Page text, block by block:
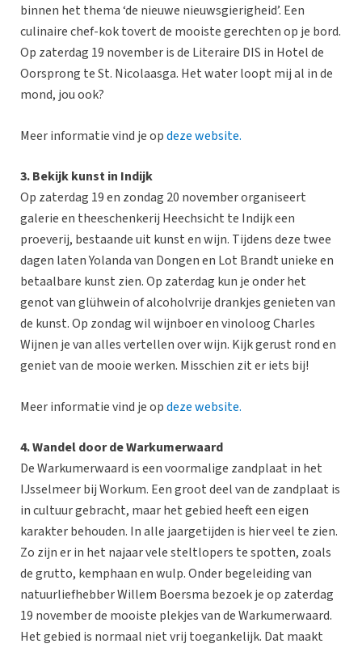
binnen het thema ‘de nieuwe nieuwsgierigheid’. Een
culinaire chef-kok tovert de mooiste gerechten op je bord.
Op zaterdag 19 november is de Literaire DIS in Hotel de
Oorsprong te St. Nicolaasga. Het water loopt mij al in de
mond, jou ook?
Meer informatie vind je opdeze website.
3. Bekijk kunst in Indijk
Op zaterdag 19 en zondag 20 november organiseert
galerie en theeschenkerij Heechsicht te Indijk een
proeverij, bestaande uit kunst en wijn. Tijdens deze twee
dagen laten Yolanda van Dongen en Lot Brandt unieke en
betaalbare kunst zien. Op zaterdag kun je onder het
genot van glühwein of alcoholvrije drankjes genieten van
de kunst. Op zondag wil wijnboer en vinoloog Charles
Wijnen je van alles vertellen over wijn. Kijk gerust rond en
geniet van de mooie werken. Misschien zit er iets bij!
Meer informatie vind je opdeze website.
4. Wandel door de Warkumerwaard
De Warkumerwaard is een voormalige zandplaat in het
IJsselmeer bij Workum. Een groot deel van de zandplaat is
in cultuur gebracht, maar het gebied heeft een eigen
karakter behouden. In alle jaargetijden is hier veel te zien.
Zo zijn er in het najaar vele steltlopers te spotten, zoals
de grutto, kemphaan en wulp. Onder begeleiding van
natuurliefhebber Willem Boersma bezoek je op zaterdag
19 november de mooiste plekjes van de Warkumerwaard.
Het gebied is normaal niet vrij toegankelijk. Dat maakt